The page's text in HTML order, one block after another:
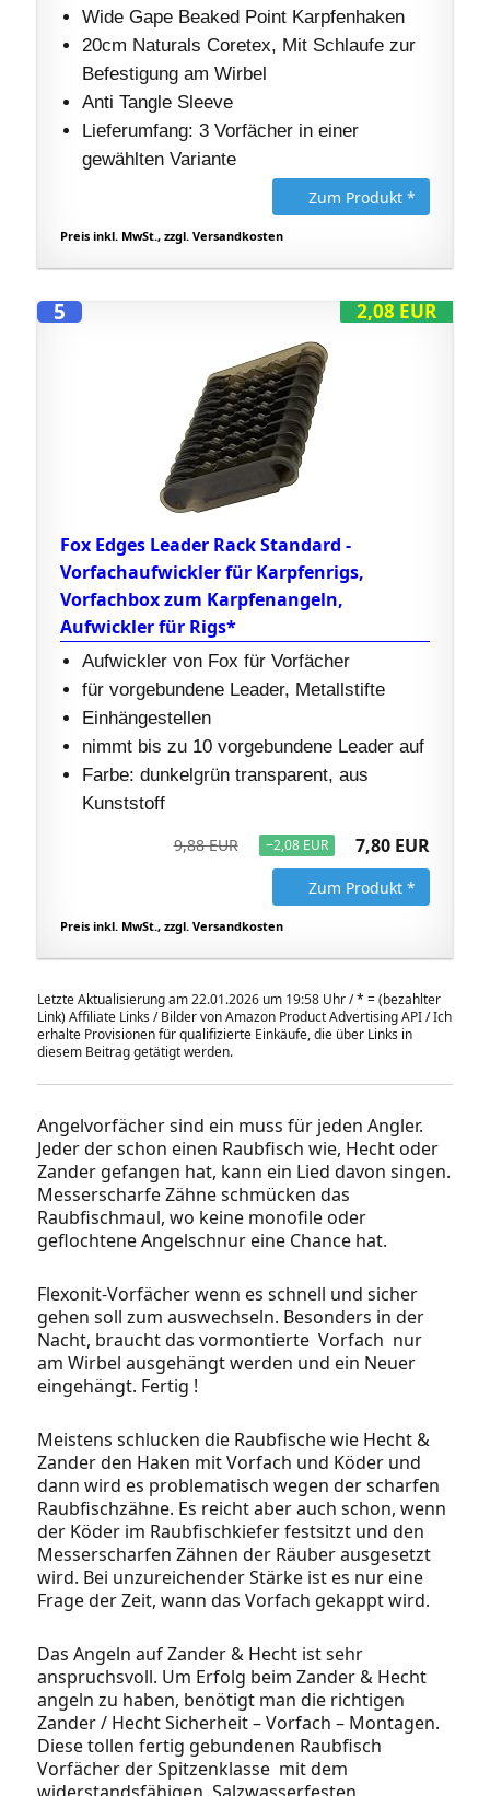
Wide Gape Beaked Point Karpfenhaken
20cm Naturals Coretex, Mit Schlaufe zur
Befestigung am Wirbel
Anti Tangle Sleeve
Lieferumfang: 3 Vorfächer in einer
gewählten Variante
Zum Produkt *
Preis inkl. MwSt., zzgl. Versandkosten
2,08 EUR
5
Fox Edges Leader Rack Standard -
Vorfachaufwickler für Karpfenrigs,
Vorfachbox zum Karpfenangeln,
Aufwickler für Rigs*
Aufwickler von Fox für Vorfächer
für vorgebundene Leader, Metallstifte
Einhängestellen
nimmt bis zu 10 vorgebundene Leader auf
Farbe: dunkelgrün transparent, aus
Kunststoff
9,88 EUR −2,08 EUR 7,80 EUR
Zum Produkt *
Preis inkl. MwSt., zzgl. Versandkosten
Letzte Aktualisierung am 22.01.2026 um 19:58 Uhr /* = (bezahlter
Link) Affiliate Links / Bilder von Amazon Product Advertising API / Ich
erhalte Provisionen für qualifizierte Einkäufe, die über Links in
diesem Beitrag getätigt werden.
Angelvorfächer sind ein muss für jeden Angler.
Jeder der schon einen Raubfisch wie, Hecht oder
Zander gefangen hat, kann ein Lied davon singen.
Messerscharfe Zähne schmücken das
Raubfischmaul, wo keine monofile oder
geflochtene Angelschnur eine Chance hat.
Flexonit-Vorfächer wenn es schnell und sicher
gehen soll zum auswechseln. Besonders in der
Nacht, braucht das vormontierte Vorfach nur
am Wirbel ausgehängt werden und ein Neuer
eingehängt. Fertig !
Meistens schlucken die Raubfische wie Hecht &
Zander den Haken mit Vorfach und Köder und
dann wird es problematisch wegen der scharfen
Raubfischzähne. Es reicht aber auch schon, wenn
der Köder im Raubfischkiefer festsitzt und den
Messerscharfen Zähnen der Räuber ausgesetzt
wird. Bei unzureichender Stärke ist es nur eine
Frage der Zeit, wann das Vorfach gekappt wird.
Das Angeln auf Zander & Hecht ist sehr
anspruchsvoll. Um Erfolg beim Zander & Hecht
angeln zu haben, benötigt man die richtigen
Zander / Hecht Sicherheit – Vorfach – Montagen.
Diese tollen fertig gebundenen Raubfisch
Vorfächer der Spitzenklasse mit dem
widerstandsfähigen, Salzwasserfesten